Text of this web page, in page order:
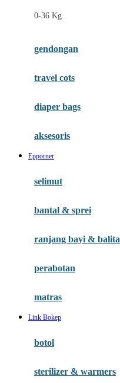
Fisher Price
Gb
Habbie
Haenim
Hauck
Havaianas
Hybrid
0-36 Kg
gendongan
travel cots
diaper bags
aksesoris
Epporner
selimut
bantal & sprei
ranjang bayi & balita
perabotan
matras
Link Bokep
botol
sterilizer & warmers